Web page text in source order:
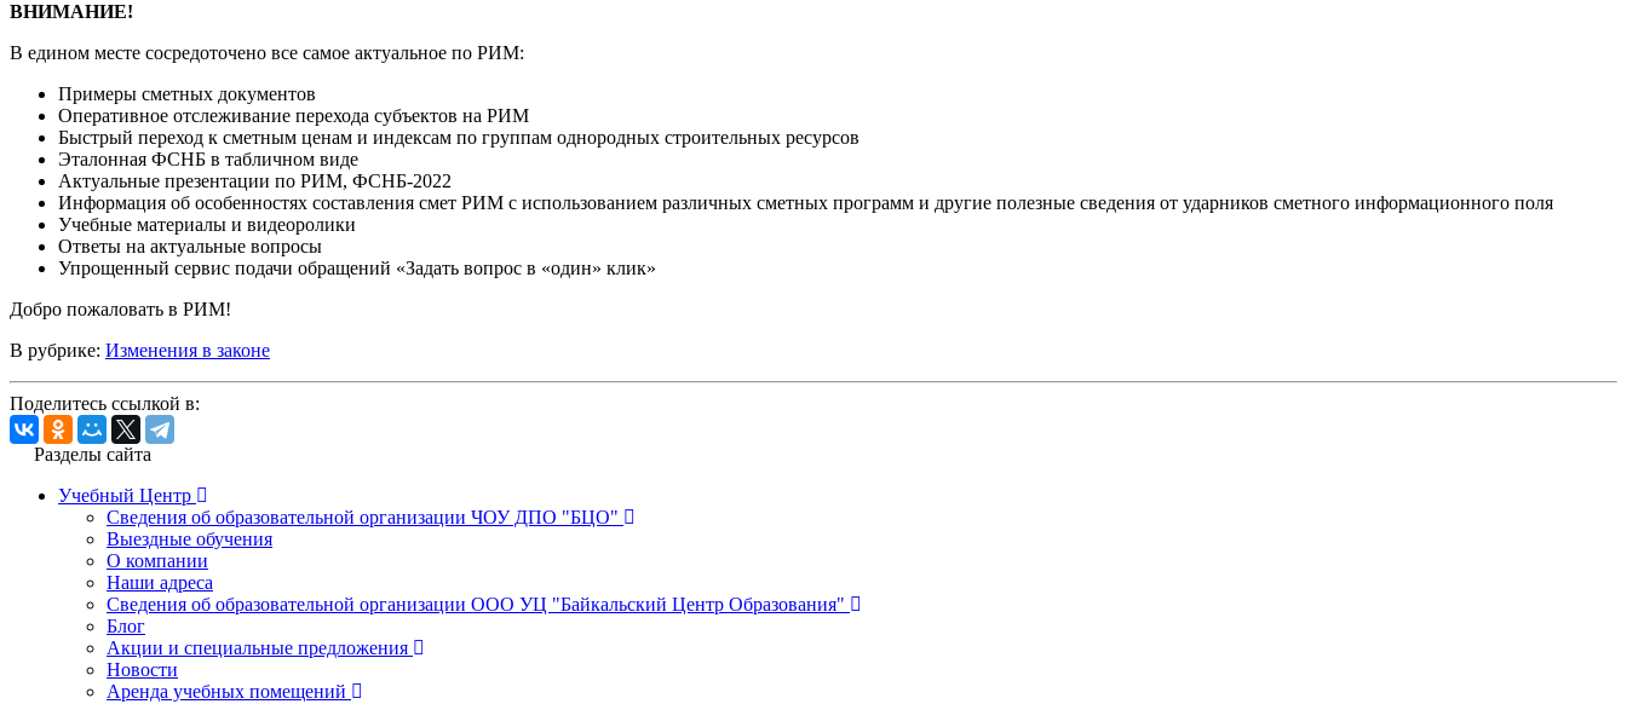
ВНИМАНИЕ!
В едином месте сосредоточено все самое актуальное по РИМ:
Примеры сметных документов
Оперативное отслеживание перехода субъектов на РИМ
Быстрый переход к сметным ценам и индексам по группам однородных строительных ресурсов
Эталонная ФСНБ в табличном виде
Актуальные презентации по РИМ, ФСНБ-2022
Информация об особенностях составления смет РИМ с использованием различных сметных программ и другие полезные сведения от ударников сметного информационного поля
Учебные материалы и видеоролики
Ответы на актуальные вопросы
Упрощенный сервис подачи обращений «Задать вопрос в «один» клик»
Добро пожаловать в РИМ!
В рубрике: Изменения в законе
Поделитесь ссылкой в:
Разделы сайта
Учебный Центр
Сведения об образовательной организации ЧОУ ДПО "БЦО"
Выездные обучения
О компании
Наши адреса
Сведения об образовательной организации ООО УЦ "Байкальский Центр Образования"
Блог
Акции и специальные предложения
Новости
Аренда учебных помещений